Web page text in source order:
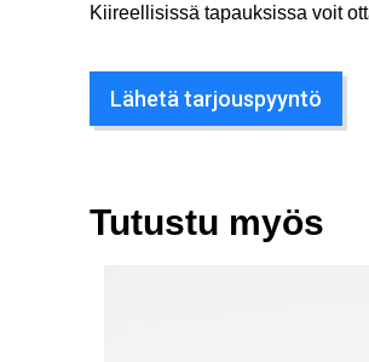
Kiireellisissä tapauksissa voit
Lähetä tarjouspyyntö
Tutustu myös